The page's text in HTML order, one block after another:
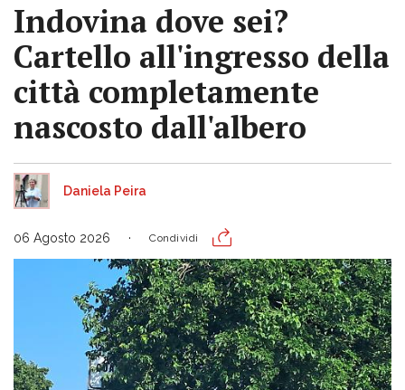
Indovina dove sei?
Cartello all'ingresso della
città completamente
nascosto dall'albero
Daniela Peira
06 Agosto 2026 Condividi